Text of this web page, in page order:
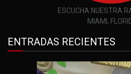
ESCUCHA NUESTRA
MIAMI,
ENTRADAS RECIENTES